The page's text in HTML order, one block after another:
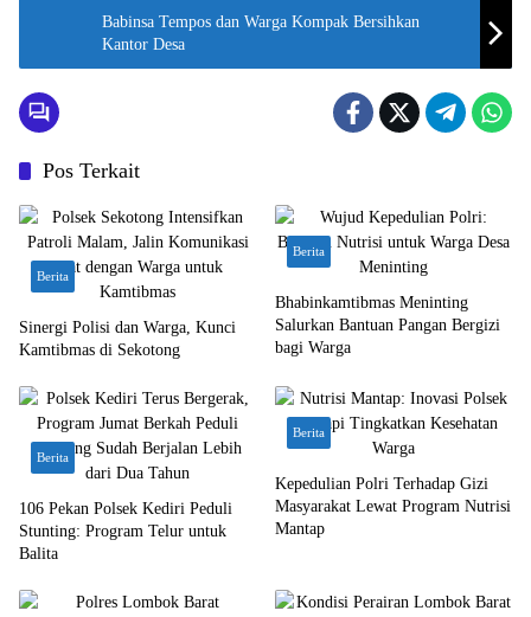
Babinsa Tempos dan Warga Kompak Bersihkan
Kantor Desa
Pos Terkait
Berita
Sinergi Polisi dan Warga, Kunci
Kamtibmas di Sekotong
Berita
Bhabinkamtibmas Meninting
Salurkan Bantuan Pangan Bergizi
bagi Warga
Berita
106 Pekan Polsek Kediri Peduli
Stunting: Program Telur untuk
Balita
Berita
Kepedulian Polri Terhadap Gizi
Masyarakat Lewat Program Nutrisi
Mantap